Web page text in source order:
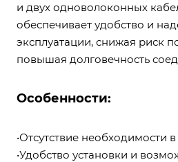
и двух одноволоконных
обеспечивает удобство и
эксплуатации, снижая риск
повышая долговечность
Особенности:
•Отсутствие необходимости
•Удобство установки и